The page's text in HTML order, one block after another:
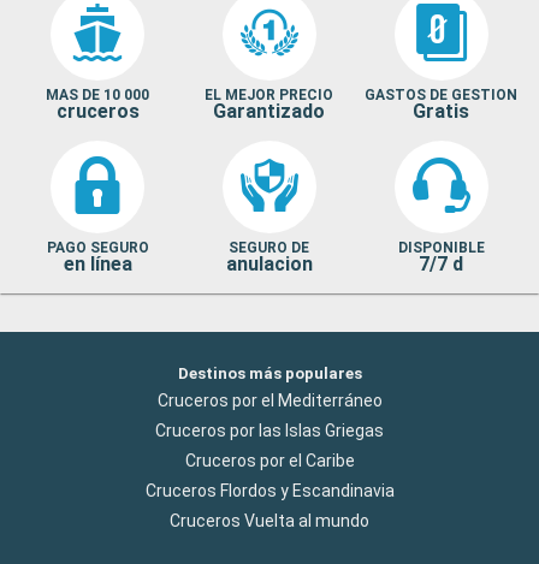
MAS DE 10 000
cruceros
EL MEJOR PRECIO
Garantizado
GASTOS DE GESTION
Gratis
PAGO SEGURO
en línea
SEGURO DE
anulacion
DISPONIBLE
7/7 d
Destinos más populares
Cruceros por el Mediterráneo
Cruceros por las Islas Griegas
Cruceros por el Caribe
Cruceros Flordos y Escandinavia
Cruceros Vuelta al mundo